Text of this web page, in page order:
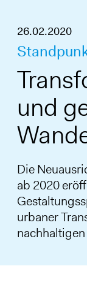
26.02.2020
und
Die
ab 2020
urbaner